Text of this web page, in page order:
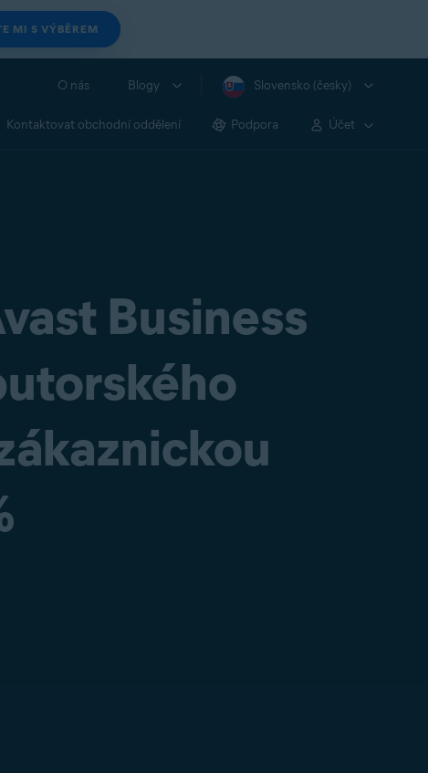
MI S VÝBĚREM
O nás Blogy Slovensko (česky)
Kontaktovat obchodní oddělení Podpora Účet
Business